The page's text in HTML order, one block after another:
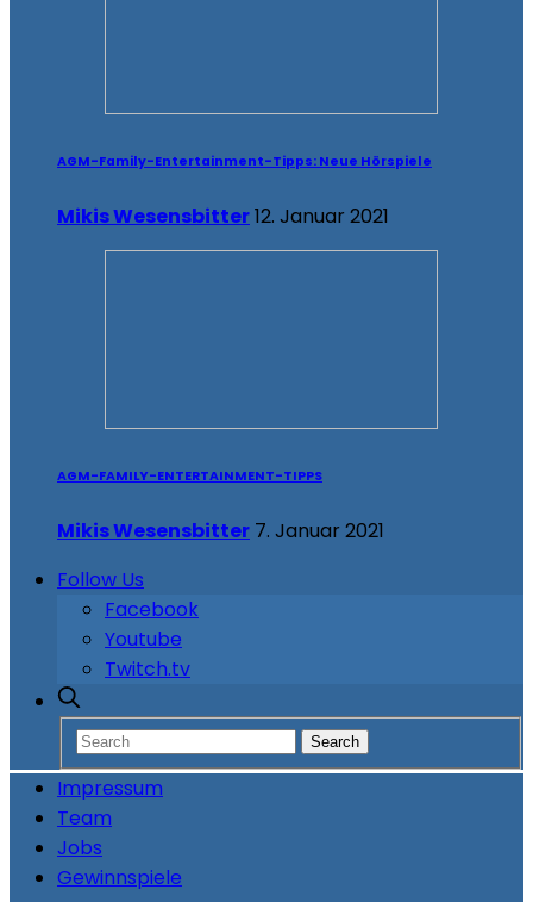
AGM-Family-Entertainment-Tipps: Neue Hörspiele
Mikis Wesensbitter12. Januar 2021
AGM-FAMILY-ENTERTAINMENT-TIPPS
Mikis Wesensbitter 7. Januar 2021
Follow Us
Facebook
Youtube
Twitch.tv
Impressum
Team
Jobs
Gewinnspiele